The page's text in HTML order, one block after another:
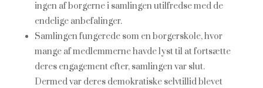
ingen af borgerne i samlingen utilfredse med de
endelige anbefalinger.
Samlingen fungerede som en borgerskole, hvor
mange af medlemmerne havde lyst til at fortsætte
deres engagement efter, samlingen var slut.
Dermed var deres demokratiske selvtillid blevet